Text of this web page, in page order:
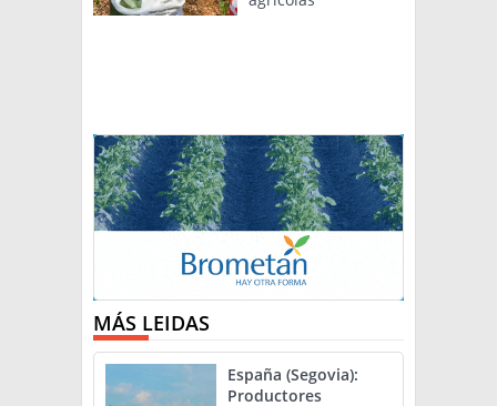
MÁS LEIDAS
España (Segovia):
Productores